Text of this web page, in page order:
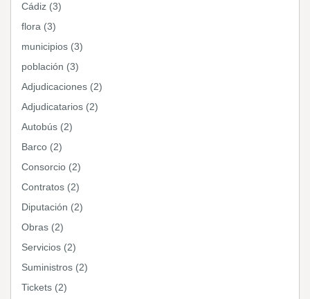
Cádiz (3)
flora (3)
municipios (3)
población (3)
Adjudicaciones (2)
Adjudicatarios (2)
Autobús (2)
Barco (2)
Consorcio (2)
Contratos (2)
Diputación (2)
Obras (2)
Servicios (2)
Suministros (2)
Tickets (2)